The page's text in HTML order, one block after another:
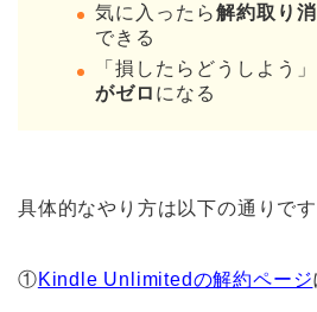
気に入ったら解約取り
できる
「損したらどうしよう
がゼロ になる
具体的なやり方は以下の通りです
①Kindle Unlimitedの解約ページ